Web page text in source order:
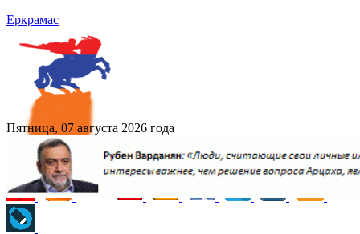
Еркрамас
Пятница, 07 августа 2026 года